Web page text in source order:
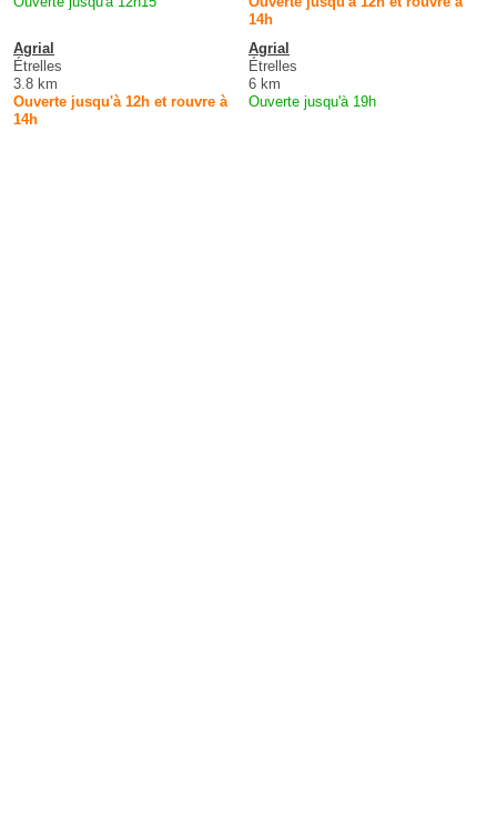
14h
Agrial
Étrelles
3.8 km
Ouverte jusqu'à 12h et rouvre à
14h
Agrial
Étrelles
6 km
Ouverte jusqu'à 19h